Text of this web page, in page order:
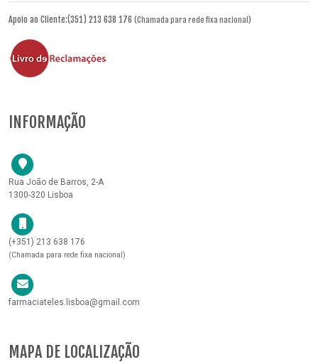
Apoio ao Cliente:(351) 213 638 176 (Chamada para rede fixa nacional)
INFORMAÇÃO
Rua João de Barros, 2-A
1300-320 Lisboa
(+351) 213 638 176
(Chamada para rede fixa nacional)
farmaciateles.lisboa@gmail.com
MAPA DE LOCALIZAÇÃO